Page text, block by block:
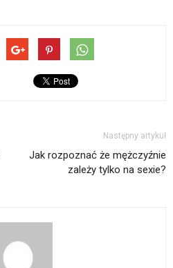
Następny artykuł
Jak rozpoznać że mężczyźnie
zależy tylko na sexie?